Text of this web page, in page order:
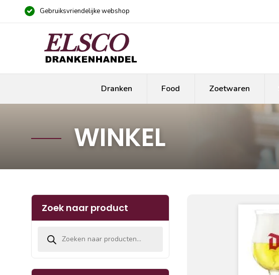
Gebruiksvriendelijke webshop
Dranken Food Zoetwaren
WINKEL
Zoek naar product